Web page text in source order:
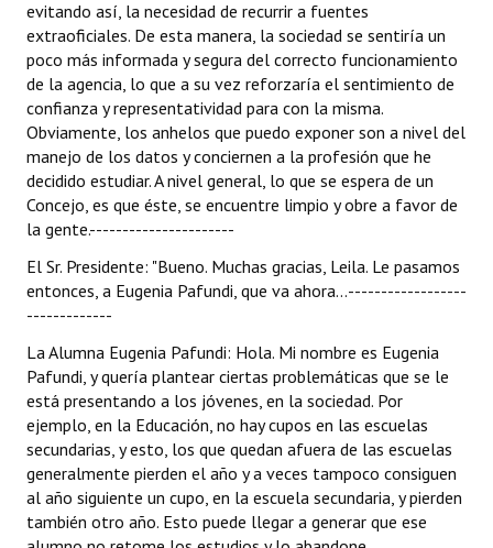
evitando así, la necesidad de recurrir a fuentes
extraoficiales. De esta manera, la sociedad se sentiría un
poco más informada y segura del correcto funcionamiento
de la agencia, lo que a su vez reforzaría el sentimiento de
confianza y representatividad para con la misma.
Obviamente, los anhelos que puedo exponer son a nivel del
manejo de los datos y conciernen a la profesión que he
decidido estudiar. A nivel general, lo que se espera de un
Concejo, es que éste, se encuentre limpio y obre a favor de
la gente.----------------------
El Sr. Presidente: "Bueno. Muchas gracias, Leila. Le pasamos
entonces, a Eugenia Pafundi, que va ahora...------------------
-------------
La Alumna Eugenia Pafundi: Hola. Mi nombre es Eugenia
Pafundi, y quería plantear ciertas problemáticas que se le
está presentando a los jóvenes, en la sociedad. Por
ejemplo, en la Educación, no hay cupos en las escuelas
secundarias, y esto, los que quedan afuera de las escuelas
generalmente pierden el año y a veces tampoco consiguen
al año siguiente un cupo, en la escuela secundaria, y pierden
también otro año. Esto puede llegar a generar que ese